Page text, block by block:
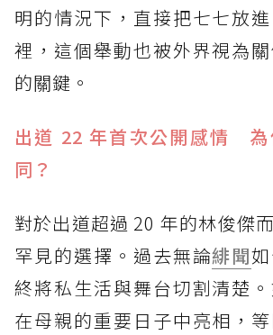
明的情況下，直接把七七放進
裡，這個舉動也被外界視為
的關鍵。
出道 22 年首次公開感情 為
同？
對於出道超過 20 年的林俊傑
罕見的選擇。過去無論緋聞
終將私生活與舞台切割清楚
在母親的重要日子中亮相，